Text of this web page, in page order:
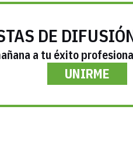
DE
a tu éxito
UNIRME